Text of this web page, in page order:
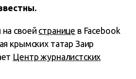
своей странице в Facebook
крымских татар Заир
Центр журналистских